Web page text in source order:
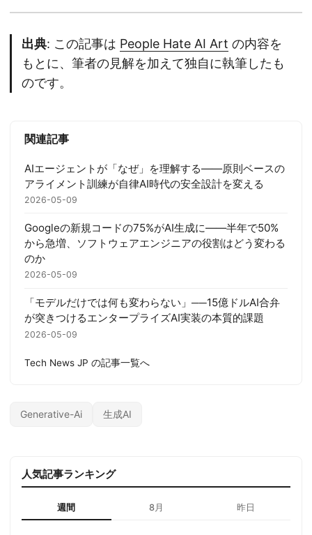
出典: この記事は People Hate AI Art の内容を
もとに、筆者の見解を加えて独自に執筆したも
のです。
関連記事
AIエージェントが「なぜ」を理解する——原則ベースの
アライメント訓練が自律AI時代の安全設計を変える
2026-05-09
Googleの新規コードの75%がAI生成に——半年で50%
から急増、ソフトウェアエンジニアの役割はどう変わる
のか
2026-05-09
「モデルだけでは何も変わらない」──15億ドルAI合弁
が突きつけるエンタープライズAI実装の本質的課題
2026-05-09
Tech News JP の記事一覧へ
Generative-Ai 生成AI
人気記事ランキング
週間 8月 昨日